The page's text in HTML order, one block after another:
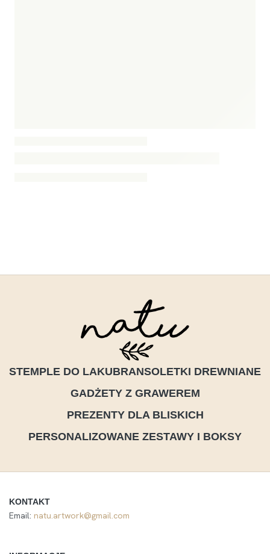
STEMPLE DO LAKUBRANSOLETKI DREWNIANE
GADŻETY Z GRAWEREM
PREZENTY DLA BLISKICH
PERSONALIZOWANE ZESTAWY I BOKSY
KONTAKT
Email: natu.artwork@gmail.com